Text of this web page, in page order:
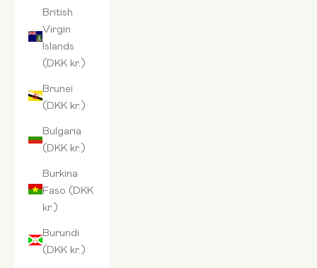
British
Virgin
Islands
(DKK kr.)
Brunei
(DKK kr.)
Bulgaria
(DKK kr.)
Burkina
Faso (DKK
kr.)
Burundi
(DKK kr.)